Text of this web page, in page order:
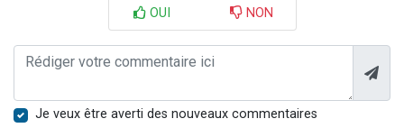
OUI NON
Je veux être averti des nouveaux commentaires